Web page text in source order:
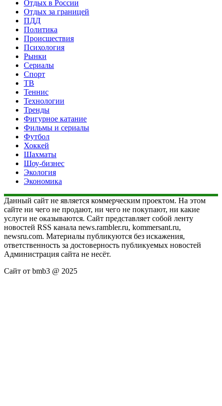
Отдых в России
Отдых за границей
ПДД
Политика
Происшествия
Психология
Рынки
Сериалы
Спорт
ТВ
Теннис
Технологии
Тренды
Фигурное катание
Фильмы и сериалы
Футбол
Хоккей
Шахматы
Шоу-бизнес
Экология
Экономика
Данный сайт не является коммерческим проектом. На этом
сайте ни чего не продают, ни чего не покупают, ни какие
услуги не оказываются. Сайт представляет собой ленту
новостей RSS канала news.rambler.ru, kommersant.ru,
newsru.com. Материалы публикуются без искажения,
ответственность за достоверность публикуемых новостей
Администрация сайта не несёт.
Сайт от bmb3 @ 2025